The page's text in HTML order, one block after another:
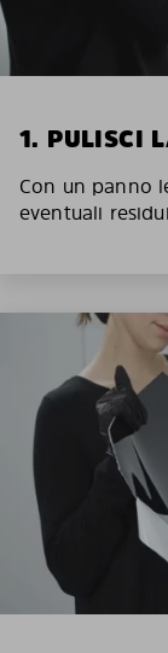
1. PULISCI
Con un panno
eventuali